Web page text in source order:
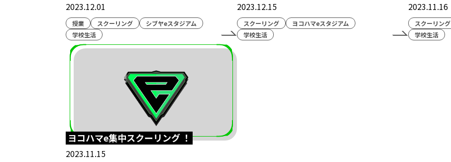
2023.12.01
授業 スクーリング
シブヤeスタジアム
学校生活
2023.12.15
スクーリング
ヨコハマeスタジアム
学校生活
2023.11.16
スクーリング
学校生活
ヨコハマe集中スクーリング ！
2023.11.15